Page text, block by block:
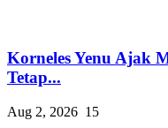
Korneles Yenu Ajak
Tetap...
Aug 2, 2026 15